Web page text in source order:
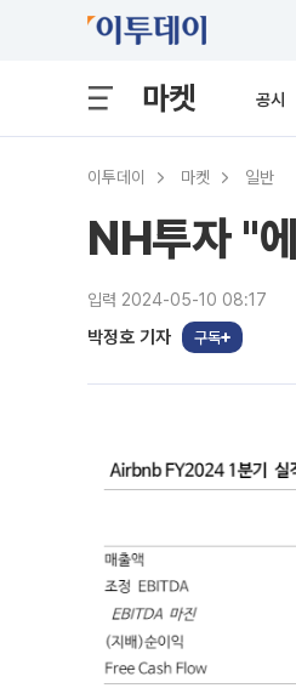
마켓 공시
이투데이 마켓 일반
NH투자 "
입력 2024-05-10 08:17
박정호 기자 구독